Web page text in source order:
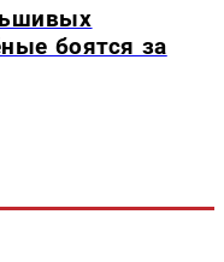
боятся за